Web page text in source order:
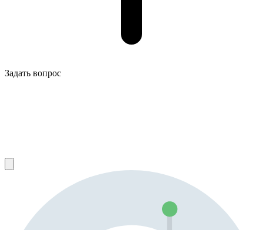
Задать вопрос